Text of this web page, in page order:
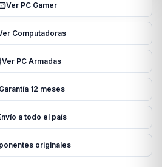
Ver PC Gamer
Computadoras
Ver PC Armadas
Garantía 12 meses
a todo el país
originales